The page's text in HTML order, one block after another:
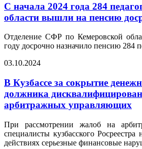
С начала 2024 года 284
области вышли на пенсию
Отделение СФР по Кемеровской
году досрочно назначило пенсию 284
03.10.2024
В Кузбассе за сокрытие
должника
арбитражных управляющих
При рассмотрении жалоб на
специалисты кузбасского
действиях серьезные финансовые